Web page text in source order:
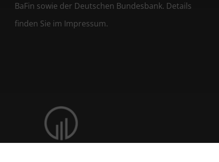
BaFin sowie der Deutschen Bundesbank. Details
finden Sie im Impressum.